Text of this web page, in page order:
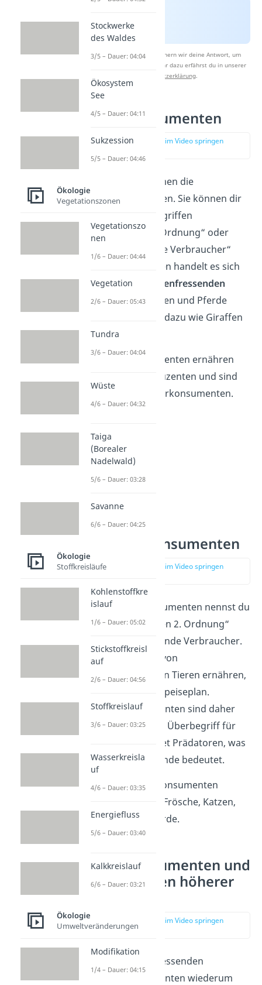
Nach Beantwortung speichern wir deine Antwort, um
Studyflix zu verbessern. Mehr dazu erfährst du in unserer
Datenschutzerklärung.
Primärkonsumenten
zur Stelle im Video springen
Als nächstes kommen die
Primärkonsumenten. Sie können dir
auch unter den Begriffen
„Konsumenten 1. Ordnung“ oder
„pflanzenfressende Verbraucher“
begegnen. Bei ihnen handelt es sich
also um alle
pflanzenfressenden
Tiere. Hasen, Raupen und Pferde
zählst du genauso dazu wie Giraffen
oder Elefanten.
Die Primärkonsumenten ernähren
sich von den Produzenten und sind
Beute der Sekundärkonsumenten.
Sekundärkonsumenten
zur Stelle im Video springen
Die Sekundärkonsumenten nennst du
auch „Konsumenten 2. Ordnung“
oder „fleischfressende Verbraucher.
Alle Tiere, die sich von
pflanzenfressenden Tieren ernähren,
stehen auf ihrem Speiseplan.
Sekundärkonsumenten sind daher
Fleischfresser. Der Überbegriff für
Fleischfresser lautet Prädatoren, was
so viel wie Fressfeinde bedeutet.
Zu den Sekundärkonsumenten
gehören Tiere wie Frösche, Katzen,
Löwen oder Bussarde.
Tertiärkonsumenten und
Konsumenten höherer
zur Stelle im Video springen
(01:59)
Wenn die fleischfressenden
Sekundärkonsumenten wiederum
Stockwerke
des Waldes
3/5 – Dauer: 04:04
Ökosystem
See
4/5 – Dauer: 04:11
Sukzession
5/5 – Dauer: 04:46
Ökologie
Vegetationszonen
Vegetationszo
nen
1/6 – Dauer: 04:44
Vegetation
2/6 – Dauer: 05:43
Tundra
3/6 – Dauer: 04:04
Wüste
4/6 – Dauer: 04:32
Taiga
(Borealer
Nadelwald)
5/6 – Dauer: 03:28
Savanne
6/6 – Dauer: 04:25
Ökologie
Stoffkreisläufe
Kohlenstoffkre
islauf
1/6 – Dauer: 05:02
Stickstoffkreisl
auf
2/6 – Dauer: 04:56
Stoffkreislauf
3/6 – Dauer: 03:25
Wasserkreisla
uf
4/6 – Dauer: 03:35
Energiefluss
5/6 – Dauer: 03:40
Kalkkreislauf
6/6 – Dauer: 03:21
Ökologie
Umweltveränderungen
Modifikation
1/4 – Dauer: 04:15